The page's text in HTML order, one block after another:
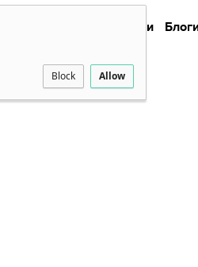
Block Allow
Новини